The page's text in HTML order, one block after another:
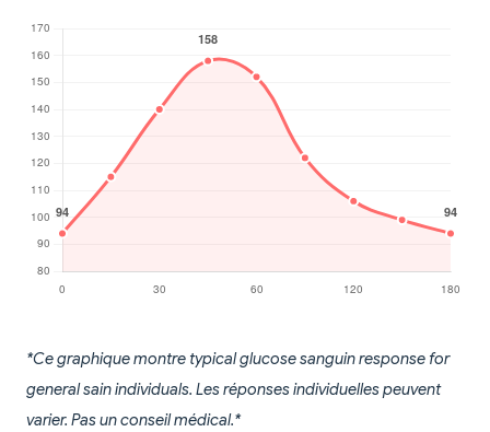
*Ce graphique montre typical glucose sanguin response for
general sain individuals. Les réponses individuelles peuvent
varier. Pas un conseil médical.*